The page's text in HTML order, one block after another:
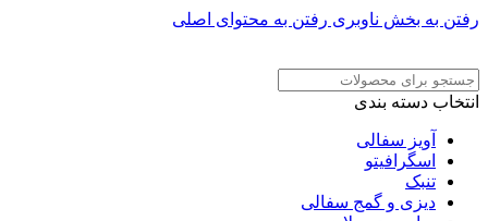
رفتن به بخش ناوبری رفتن به محتوای اصلی
انتخاب دسته بندی
آویز سفالی
اسگرافیتو
تنبک
دیزی و گمج سفالی